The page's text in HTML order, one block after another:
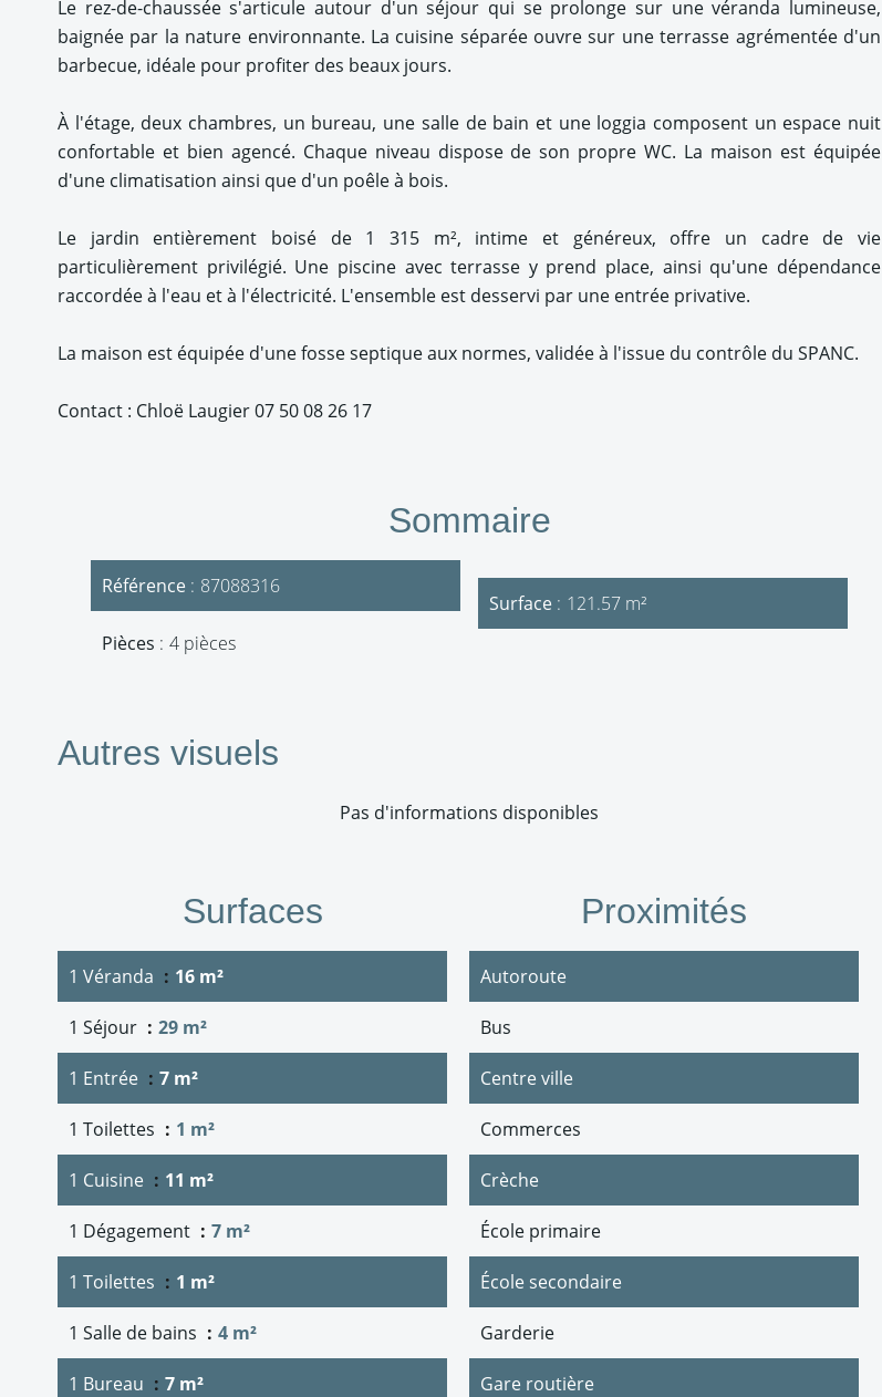
Le rez-de-chaussée s'articule autour d'un séjour qui se prolonge sur une véranda lumineuse,
baignée par la nature environnante. La cuisine séparée ouvre sur une terrasse agrémentée d'un
barbecue, idéale pour profiter des beaux jours.
À l'étage, deux chambres, un bureau, une salle de bain et une loggia composent un espace nuit
confortable et bien agencé. Chaque niveau dispose de son propre WC. La maison est équipée
d'une climatisation ainsi que d'un poêle à bois.
Le jardin entièrement boisé de 1 315 m², intime et généreux, offre un cadre de vie
particulièrement privilégié. Une piscine avec terrasse y prend place, ainsi qu'une dépendance
raccordée à l'eau et à l'électricité. L'ensemble est desservi par une entrée privative.
La maison est équipée d'une fosse septique aux normes, validée à l'issue du contrôle du SPANC.
Contact : Chloë Laugier 07 50 08 26 17
Sommaire
Référence 87088316
Pièces 4 pièces
Surface 121.57 m²
Autres visuels
Pas d'informations disponibles
Surfaces
1 Véranda 16 m²
1 Séjour 29 m²
1 Entrée 7 m²
1 Toilettes 1 m²
1 Cuisine 11 m²
1 Dégagement 7 m²
1 Toilettes 1 m²
1 Salle de bains 4 m²
1 Bureau 7 m²
Proximités
Autoroute
Bus
Centre ville
Commerces
Crèche
École primaire
École secondaire
Garderie
Gare routière